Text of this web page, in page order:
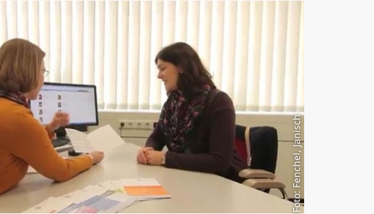
Foto: Fenchel, Janisch